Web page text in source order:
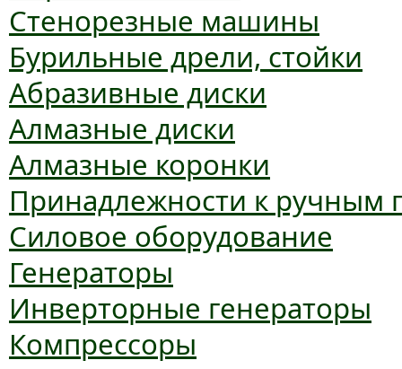
Стенорезные машины
Бурильные дрели, стойки
Абразивные диски
Алмазные диски
Алмазные коронки
Принадлежности к ручным
Силовое оборудование
Генераторы
Инверторные генераторы
Компрессоры